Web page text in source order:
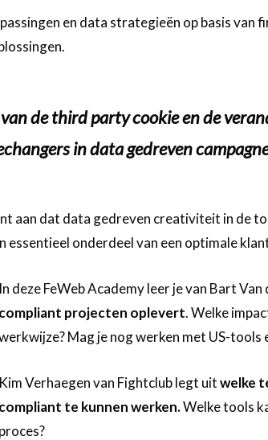
en data strategieën op basis
de third party cookie en de
in data gedreven
aan dat data gedreven creativiteit in de
essentieel onderdeel van een optimale
In deze FeWeb Academy leer je van Bart
compliant projecten oplevert. Welke
Mag je nog werken met US-tools
Kim Verhaegen van Fightclub legt uitwelke
compliant te kunnen werken.Welke tools
proces?